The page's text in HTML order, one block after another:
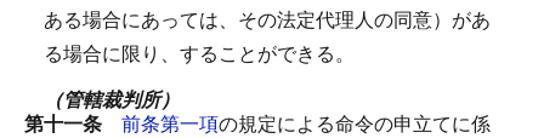
ある場合にあっては、その法定代理人の同意）があ
る場合に限り、することができる。
（管轄裁判所）
第十一条 前条第一項の規定による命令の申立てに係